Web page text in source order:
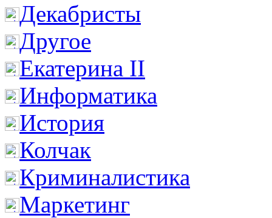
Декабристы
Другое
Екатерина II
Информатика
История
Колчак
Криминалистика
Маркетинг